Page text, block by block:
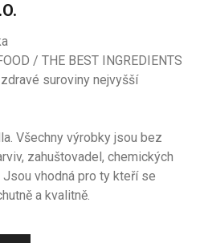
/ THE BEST INGREDIENTS
suroviny nejvyšší
Všechny výrobky jsou bez
zahuštovadel, chemických
vhodná pro ty kteří se
a kvalitně.